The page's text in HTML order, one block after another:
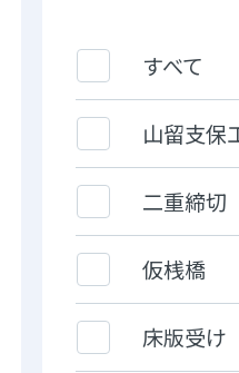
すべて
山留支保
二重締切
仮桟橋
床版受け